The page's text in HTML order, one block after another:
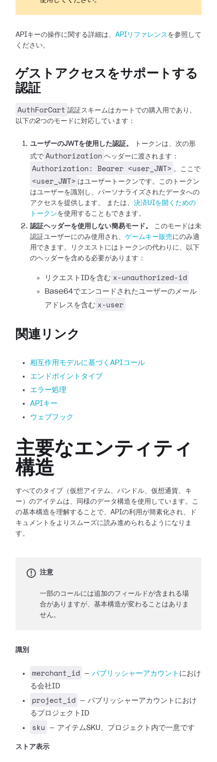
APIキーの操作に関する詳細は、 APIリファレンス を参照して
ください。
ゲストアクセスをサポートする
認証
AuthForCart 認証スキームはカートでの購入用であり、
以下の2つのモードに対応しています：
ユーザーのJWTを使用した認証。
トークンは、次の形
式で Authorization ヘッダーに渡されます：
Authorization: Bearer <user_JWT> 。ここで
<user_JWT> はユーザートークンです。このトークン
はユーザーを識別し、パーソナライズされたデータへの
アクセスを提供します。
または、 決済UIを開くための
トークンを使用することもできます。
認証ヘッダーを使用しない簡易モード。
このモードは未
認証ユーザーにのみ使用され、 ゲームキー販売にのみ適
用できます。リクエストにはトークンの代わりに、以下
のヘッダーを含める必要があります：
リクエストIDを含む x-unauthorized-id
Base64でエンコードされたユーザーのメール
アドレスを含む x-user
関連リンク
相互作用モデルに基づくAPIコール
エンドポイントタイプ
エラー処理
APIキー
ウェブフック
主要なエンティティ
構造
すべてのタイプ（仮想アイテム、バンドル、仮想通貨、キ
ー）のアイテムは、同様のデータ構造を使用しています。こ
の基本構造を理解することで、APIの利用が簡素化され、ド
キュメントをよりスムーズに読み進められるようになりま
す。
注意
一部のコールには追加のフィールドが含まれる場
合がありますが、基本構造が変わることはありま
せん。
識別
merchant_id — パブリッシャーアカウント におけ
る会社ID
project_id
— パブリッシャーアカウントにおけ
るプロジェクトID
sku — アイテムSKU、プロジェクト内で一意です
ストア表示